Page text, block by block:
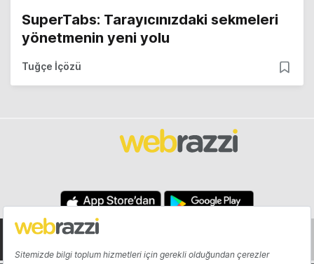
SuperTabs: Tarayıcınızdaki sekmeleri
yönetmenin yeni yolu
Tuğçe İçözü